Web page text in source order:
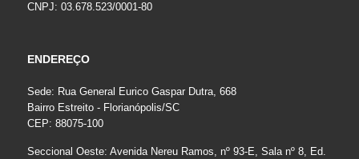
CNPJ: 03.678.523/0001-80
ENDEREÇO
Sede: Rua General Eurico Gaspar Dutra, 668
Bairro Estreito - Florianópolis/SC
CEP: 88075-100
Seccional Oeste: Avenida Nereu Ramos, nº 93-E, Sala nº 8, Ed.